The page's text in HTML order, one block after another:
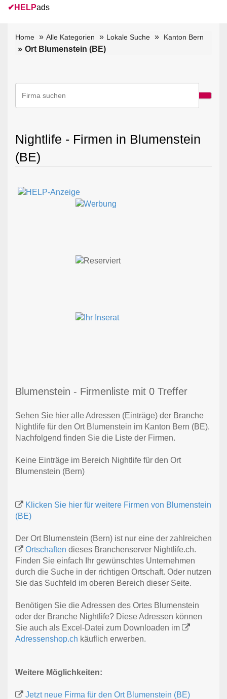
✔ HELPads
Home Alle Kategorien Lokale Suche Kanton Bern
Ort Blumenstein (BE)
Nightlife - Firmen in Blumenstein
(BE)
Blumenstein - Firmenliste mit 0 Treffer
Sehen Sie hier alle Adressen (Einträge) der Branche
Nightlife für den Ort Blumenstein im Kanton Bern (BE).
Nachfolgend finden Sie die Liste der Firmen.
Keine Einträge im Bereich Nightlife für den Ort
Blumenstein (Bern)
Klicken Sie hier für weitere Firmen von Blumenstein
(BE)
Der Ort Blumenstein (Bern) ist nur eine der zahlreichen
Ortschaften dieses Branchenserver Nightlife.ch.
Finden Sie einfach Ihr gewünschtes Unternehmen
durch die Suche in der richtigen Ortschaft. Oder nutzen
Sie das Suchfeld im oberen Bereich dieser Seite.
Benötigen Sie die Adressen des Ortes Blumenstein
oder der Branche Nightlife? Diese Adressen können
Sie auch als Excel-Datei zum Downloaden im
Adressenshop.ch käuflich erwerben.
Weitere Möglichkeiten:
Jetzt neue Firma für den Ort Blumenstein (BE)